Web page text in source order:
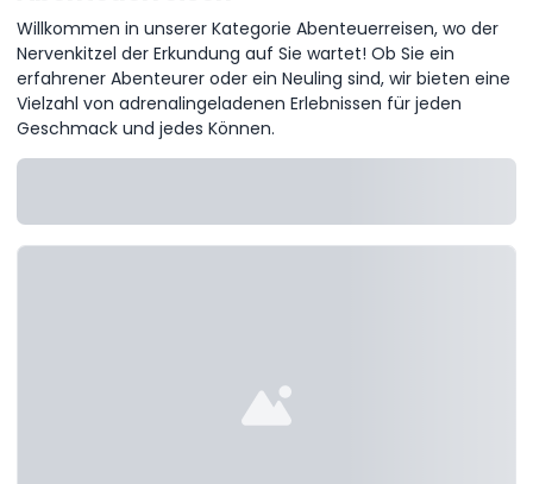
Willkommen in unserer Kategorie Abenteuerreisen, wo der
Nervenkitzel der Erkundung auf Sie wartet! Ob Sie ein
erfahrener Abenteurer oder ein Neuling sind, wir bieten eine
Vielzahl von adrenalingeladenen Erlebnissen für jeden
Geschmack und jedes Können.